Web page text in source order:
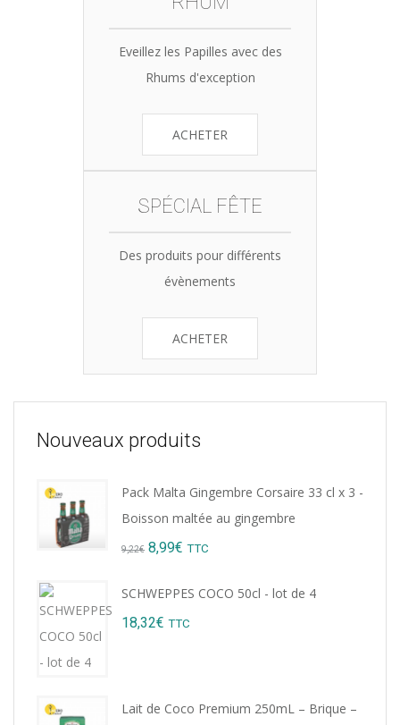
Eveillez les Papilles avec des
Rhums d'exception
ACHETER
SPÉCIAL FÊTE
Des produits pour différents
évènements
ACHETER
Nouveaux produits
Pack Malta Gingembre Corsaire 33 cl x 3 -
Boisson maltée au gingembre
9,22€ Original
8,99€ Current
TTC
SCHWEPPES COCO 50cl - lot de 4
18,32€ TTC
Lait de Coco Premium 250mL – Brique –